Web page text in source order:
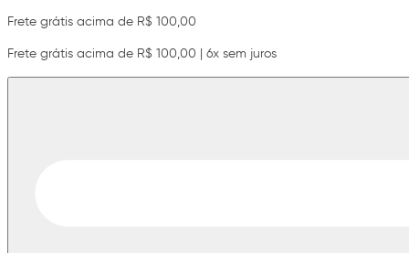
Frete grátis acima de R$ 100,00
Frete grátis acima de R$ 100,00 | 6x sem juros